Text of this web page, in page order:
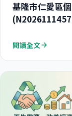
基隆市仁愛區
閱讀全文arrow_forward